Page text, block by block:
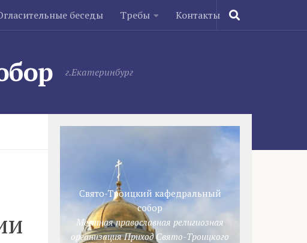
беседы Требы Контакты
г.Екатеринбург
Свято-Троицкий кафедральный
собор
Местная православная религиозная
организация Приход Свято-Троицкого